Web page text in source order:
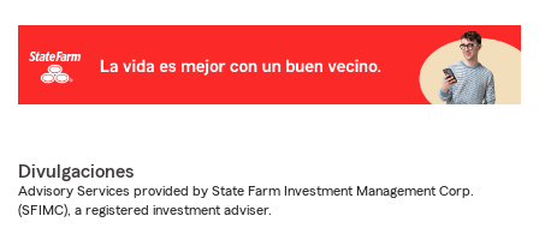
Divulgaciones
Advisory Services provided by State Farm Investment Management Corp.
(SFIMC), a registered investment adviser.